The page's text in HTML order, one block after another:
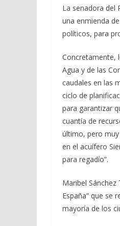
La senadora del
una enmienda
políticos, para
Concretamente,
Agua y de las
caudales en las
ciclo de
para garantizar
cuantía de
último, pero
en el acuífero
para regadío”.
Maribel
España” que se
mayoría de los